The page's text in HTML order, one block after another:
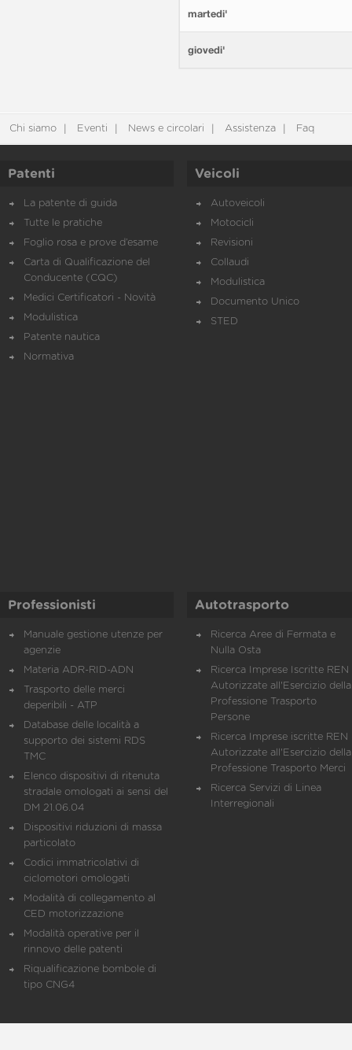
martedi'
giovedi'
Chi siamo Eventi News e circolari Assistenza Faq
Patenti
La patente di guida
Tutte le pratiche
Foglio rosa e prove d’esame
Carta di Qualificazione del
Conducente (CQC)
Medici Certificatori - Novità
Modulistica
Patente nautica
Normativa
Veicoli
Autoveicoli
Motocicli
Revisioni
Collaudi
Modulistica
Documento Unico
STED
Professionisti
Manuale gestione utenze per
agenzie
Materia ADR-RID-ADN
Trasporto delle merci
deperibili - ATP
Database delle località a
supporto dei sistemi RDS
TMC
Elenco dispositivi di ritenuta
stradale omologati ai sensi del
DM 21.06.04
Dispositivi riduzioni di massa
particolato
Codici immatricolativi di
ciclomotori omologati
Modalità di collegamento al
CED motorizzazione
Modalità operative per il
rinnovo delle patenti
Riqualificazione bombole di
tipo CNG4
Autotrasporto
Ricerca Aree di Fermata e
Nulla Osta
Ricerca Imprese Iscritte REN
Autorizzate all'Esercizio della
Professione Trasporto
Persone
Ricerca Imprese iscritte REN
Autorizzate all'Esercizio della
Professione Trasporto Merci
Ricerca Servizi di Linea
Interregionali